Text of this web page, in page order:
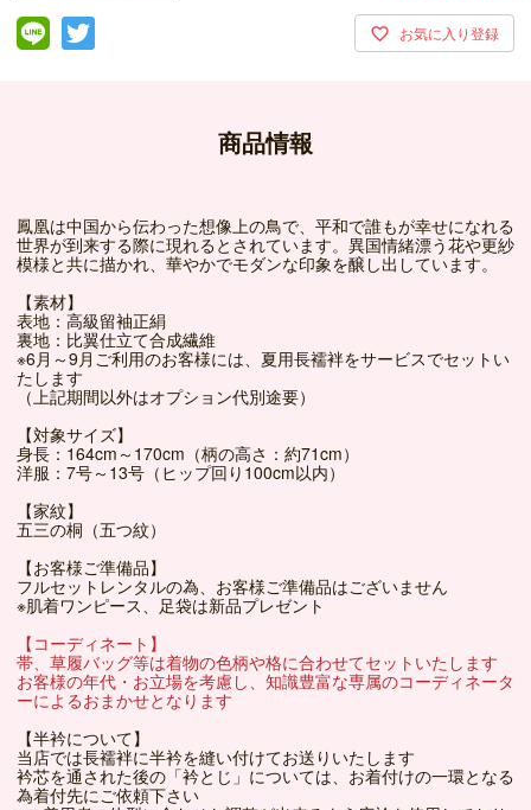
商品情報
鳳凰は中国から伝わった想像上の鳥で、平和で誰もが幸せになれる
世界が到来する際に現れるとされています。異国情緒漂う花や更紗
模様と共に描かれ、華やかでモダンな印象を醸し出しています。
【素材】
表地：高級留袖正絹
裏地：比翼仕立て合成繊維
※6月～9月ご利用のお客様には、夏用長襦袢をサービスでセットい
たします
（上記期間以外はオプション代別途要）
【対象サイズ】
身長：164cm～170cm（柄の高さ：約71cm）
洋服：7号～13号（ヒップ回り100cm以内）
【家紋】
五三の桐（五つ紋）
【お客様ご準備品】
フルセットレンタルの為、お客様ご準備品はございません
※肌着ワンピース、足袋は新品プレゼント
【コーディネート】
帯、草履バッグ等は着物の色柄や格に合わせてセットいたします
お客様の年代・お立場を考慮し、知識豊富な専属のコーディネータ
ーによるおまかせとなります
【半衿について】
当店では長襦袢に半衿を縫い付けてお送りいたします
衿芯を通された後の「衿とじ」については、お着付けの一環となる
為着付先にご依頼下さい